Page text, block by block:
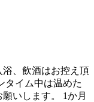
、飲酒はお控え頂
タイム中は温めた
いします。 1か月